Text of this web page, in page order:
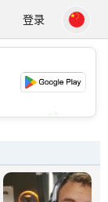
登录